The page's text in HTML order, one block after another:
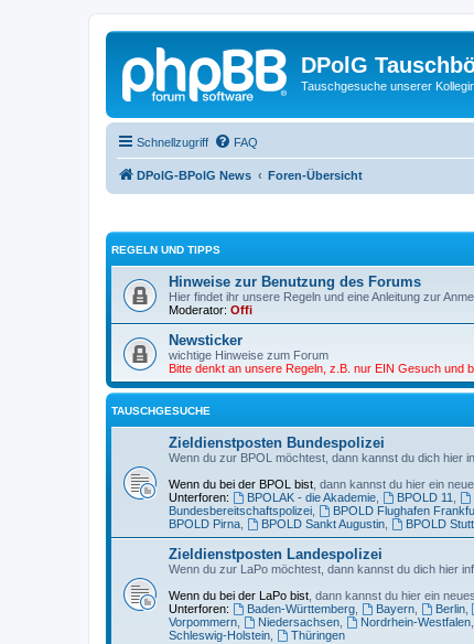
DPolG
Tauschgesuche unserer
Schnellzugriff FAQ
DPolG-BPolG News Foren-Übersicht
REGELN UND TIPPS
Hinweise zur Benutzung des Forums
Hier findet ihr unsere Regeln und eine Anleitung zur
Moderator: Offi
Newsticker
wichtige Hinweise zum Forum
Bitte denkt an unsere Regeln, z.B. nur EIN Gesuch und
TAUSCHGESUCHE
Zieldienstposten Bundespolizei
Wenn du zur BPOL möchtest, dann kannst du dich hier
Wenn du bei der BPOL bist , dann kannst du hier ein
Unterforen:
BPOLAK - die Akademie, BPOLD 11
Bundesbereitschaftspolizei
BPOLD Flughafen
BPOLD Pirna
BPOLD Sankt Augustin, BPOLD
Zieldienstposten Landespolizei
Wenn du zur LaPo möchtest, dann kannst du dich hier
Wenn du bei der LaPo bist , dann kannst du hier ein
Unterforen:
Baden-Württemberg, Bayern, Berlin,
Vorpommern
Niedersachsen, Nordrhein-Westfalen,
Schleswig-Holstein
Thüringen